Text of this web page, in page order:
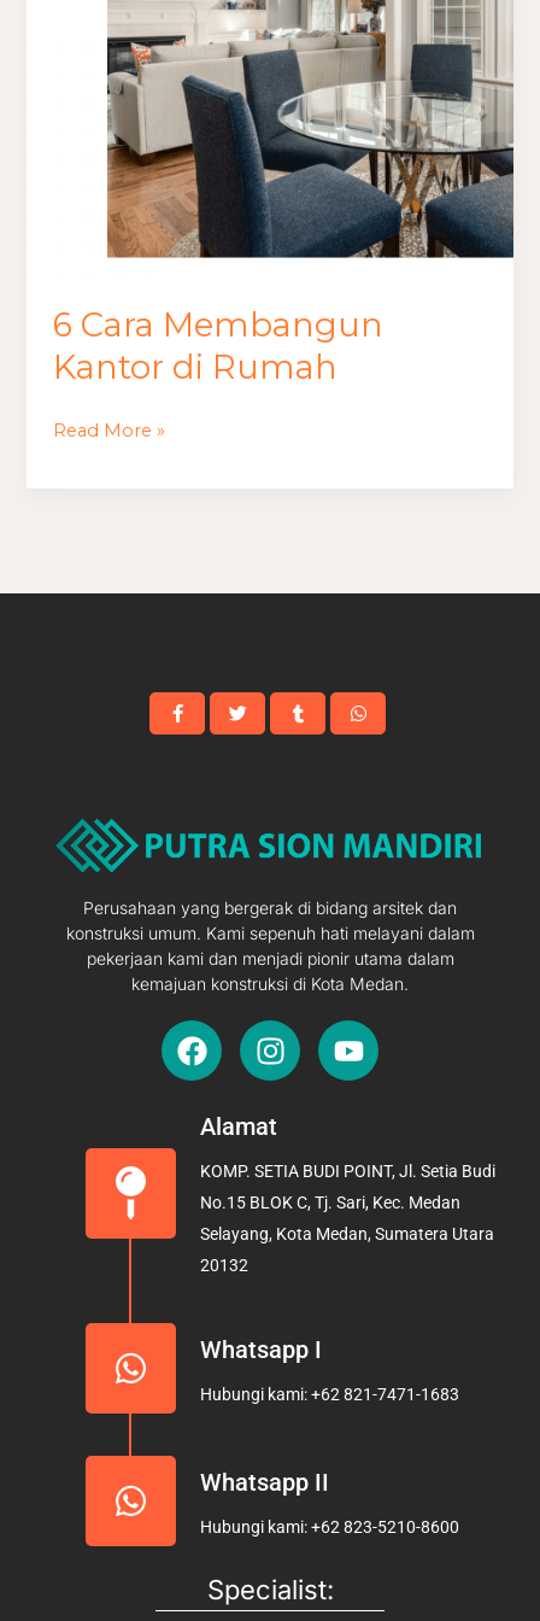
6 Cara Membangun
Kantor di Rumah
Read More »
Perusahaan yang bergerak di bidang arsitek dan
konstruksi umum. Kami sepenuh hati melayani dalam
pekerjaan kami dan menjadi pionir utama dalam
kemajuan konstruksi di Kota Medan.
F
a
e
o
o
k
I
n
t
g
r
a
Y
o
b
e
Alamat
KOMP. SETIA BUDI POINT, Jl. Setia Budi
No.15 BLOK C, Tj. Sari, Kec. Medan
Selayang, Kota Medan, Sumatera Utara
20132
Whatsapp I
Hubungi kami: +62 821-7471-1683
Whatsapp II
Hubungi kami: +62 823-5210-8600
Specialist: